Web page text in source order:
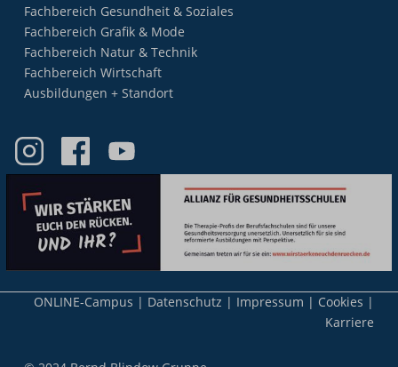
Fachbereich Gesundheit & Soziales
Fachbereich Grafik & Mode
Fachbereich Natur & Technik
Fachbereich Wirtschaft
Ausbildungen + Standort
Meta-
ONLINE-Campus Datenschutz Impressum
Cookies
Karriere